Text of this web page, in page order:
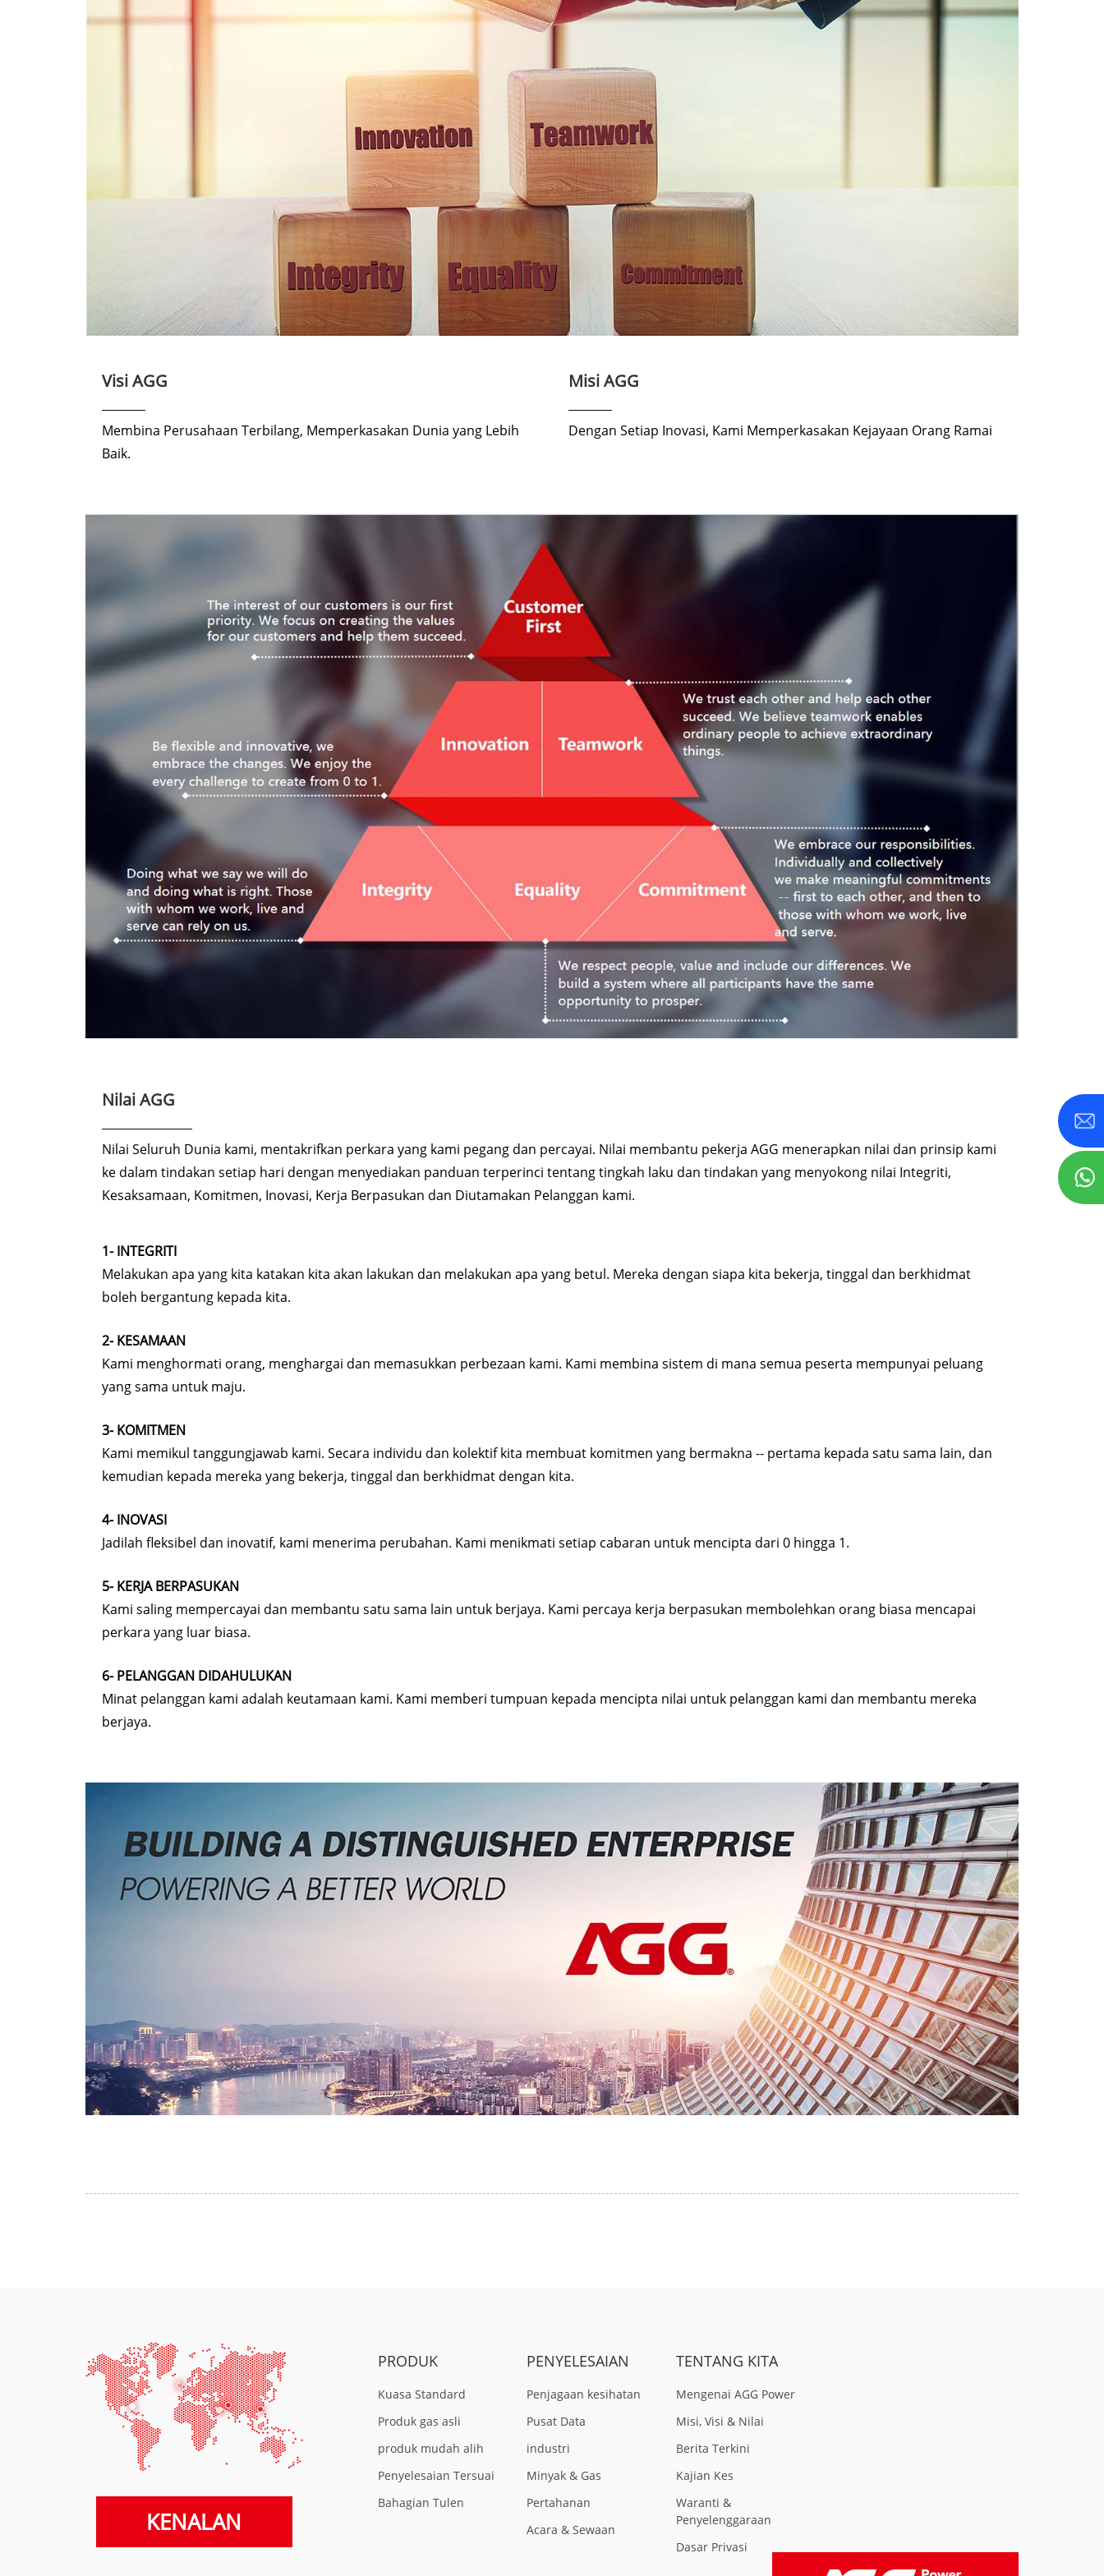
SIRI V 350-800 KVA
Visi AGG
Membina Perusahaan Terbilang, Memperkasakan Dunia yang Lebih
Baik.
Misi AGG
Dengan Setiap Inovasi, Kami Memperkasakan Kejayaan Orang Ramai
Nilai AGG
Nilai Seluruh Dunia kami, mentakrifkan perkara yang kami pegang dan percayai. Nilai membantu pekerja AGG menerapkan nilai dan prinsip kami
ke dalam tindakan setiap hari dengan menyediakan panduan terperinci tentang tingkah laku dan tindakan yang menyokong nilai Integriti,
Kesaksamaan, Komitmen, Inovasi, Kerja Berpasukan dan Diutamakan Pelanggan kami.
1- INTEGRITI
Melakukan apa yang kita katakan kita akan lakukan dan melakukan apa yang betul. Mereka dengan siapa kita bekerja, tinggal dan berkhidmat
boleh bergantung kepada kita.
2- KESAMAAN
Kami menghormati orang, menghargai dan memasukkan perbezaan kami. Kami membina sistem di mana semua peserta mempunyai peluang
yang sama untuk maju.
3- KOMITMEN
Kami memikul tanggungjawab kami. Secara individu dan kolektif kita membuat komitmen yang bermakna -- pertama kepada satu sama lain, dan
kemudian kepada mereka yang bekerja, tinggal dan berkhidmat dengan kita.
4- INOVASI
Jadilah fleksibel dan inovatif, kami menerima perubahan. Kami menikmati setiap cabaran untuk mencipta dari 0 hingga 1.
5- KERJA BERPASUKAN
Kami saling mempercayai dan membantu satu sama lain untuk berjaya. Kami percaya kerja berpasukan membolehkan orang biasa mencapai
perkara yang luar biasa.
6- PELANGGAN DIDAHULUKAN
Minat pelanggan kami adalah keutamaan kami. Kami memberi tumpuan kepada mencipta nilai untuk pelanggan kami dan membantu mereka
berjaya.
KENALAN
PRODUK
Kuasa Standard
Produk gas asli
produk mudah alih
Penyelesaian Tersuai
Bahagian Tulen
PENYELESAIAN
Penjagaan kesihatan
Pusat Data
industri
Minyak & Gas
Pertahanan
Acara & Sewaan
TENTANG KITA
Mengenai AGG Power
Misi, Visi & Nilai
Berita Terkini
Kajian Kes
Waranti &
Penyelenggaraan
Dasar Privasi